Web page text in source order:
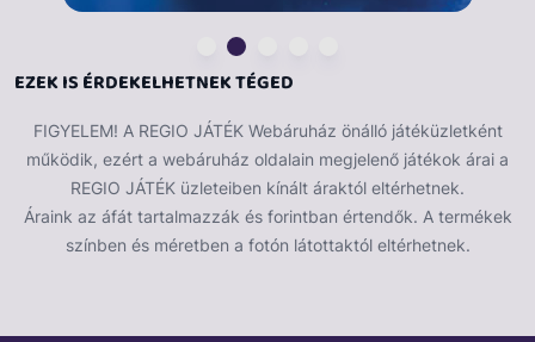
EZEK IS ÉRDEKELHETNEK TÉGED
FIGYELEM! A REGIO JÁTÉK Webáruház önálló játéküzletként
működik, ezért a webáruház oldalain megjelenő játékok árai a
REGIO JÁTÉK üzleteiben kínált áraktól eltérhetnek.
Áraink az áfát tartalmazzák és forintban értendők. A termékek
színben és méretben a fotón látottaktól eltérhetnek.